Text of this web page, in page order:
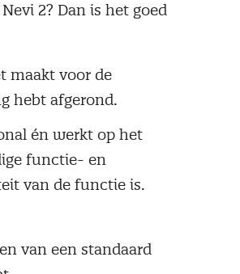
2? Dan is het goed
maakt voor de
hebt afgerond.
én werkt op het
functie- en
van de functie is.
van een standaard